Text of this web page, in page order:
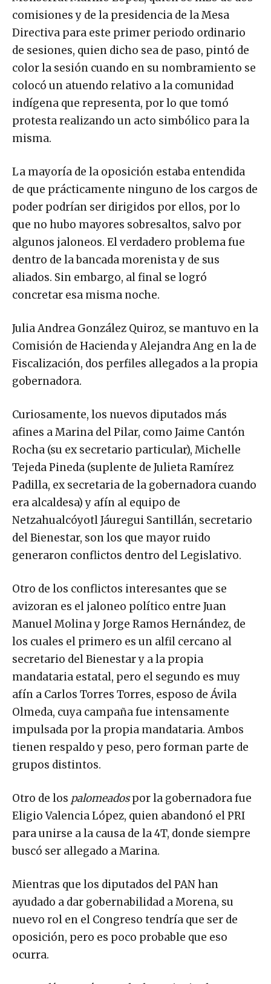
comisiones y de la presidencia de la Mesa
Directiva para este primer periodo ordinario
de sesiones, quien dicho sea de paso, pintó de
color la sesión cuando en su nombramiento se
colocó un atuendo relativo a la comunidad
indígena que representa, por lo que tomó
protesta realizando un acto simbólico para la
misma.
La mayoría de la oposición estaba entendida
de que prácticamente ninguno de los cargos de
poder podrían ser dirigidos por ellos, por lo
que no hubo mayores sobresaltos, salvo por
algunos jaloneos. El verdadero problema fue
dentro de la bancada morenista y de sus
aliados. Sin embargo, al final se logró
concretar esa misma noche.
Julia Andrea González Quiroz, se mantuvo en la
Comisión de Hacienda y Alejandra Ang en la de
Fiscalización, dos perfiles allegados a la propia
gobernadora.
Curiosamente, los nuevos diputados más
afines a Marina del Pilar, como Jaime Cantón
Rocha (su ex secretario particular), Michelle
Tejeda Pineda (suplente de Julieta Ramírez
Padilla, ex secretaria de la gobernadora cuando
era alcaldesa) y afín al equipo de
Netzahualcóyotl Jáuregui Santillán, secretario
del Bienestar, son los que mayor ruido
generaron conflictos dentro del Legislativo.
Otro de los conflictos interesantes que se
avizoran es el jaloneo político entre Juan
Manuel Molina y Jorge Ramos Hernández, de
los cuales el primero es un alfil cercano al
secretario del Bienestar y a la propia
mandataria estatal, pero el segundo es muy
afín a Carlos Torres Torres, esposo de Ávila
Olmeda, cuya campaña fue intensamente
impulsada por la propia mandataria. Ambos
tienen respaldo y peso, pero forman parte de
grupos distintos.
Otro de los palomeadospor la gobernadora fue
Eligio Valencia López, quien abandonó el PRI
para unirse a la causa de la 4T, donde siempre
buscó ser allegado a Marina.
Mientras que los diputados del PAN han
ayudado a dar gobernabilidad a Morena, su
nuevo rol en el Congreso tendría que ser de
oposición, pero es poco probable que eso
ocurra.